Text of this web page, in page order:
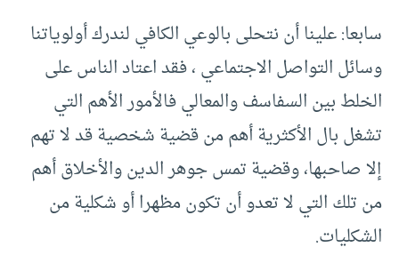
سابعا: علينا أن نتحلى بالوعي الكافي لندرك أولوياتنا
وسائل التواصل الاجتماعي ، فقد اعتاد الناس على
الخلط بين السفاسف والمعالي فالأمور الأهم التي
تشغل بال الأكثرية أهم من قضية شخصية قد لا تهم
إلا صاحبها، وقضية تمس جوهر الدين والأخلاق أهم
من تلك التي لا تعدو أن تكون مظهرا أو شكلية من
الشكليات.